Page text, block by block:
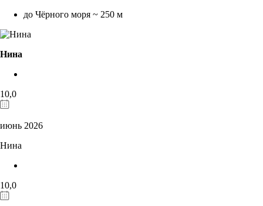
до Чёрного моря ~ 250 м
Нина
10,0
июнь 2026
Нина
10,0